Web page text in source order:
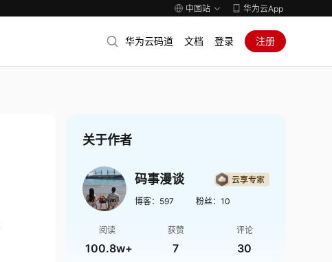
中国站 华为云App
华为云码道 文档 登录 注册
关于作者
码事漫谈
博客： 597 粉丝： 10
阅读
100.8w+
获赞
7
评论
30